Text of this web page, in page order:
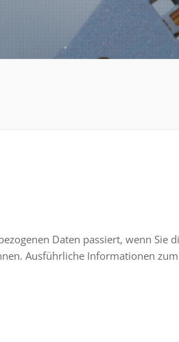
Daten passiert, wenn Sie
Ausführliche Informationen